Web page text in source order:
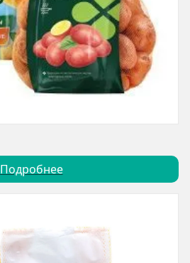
Подробнее